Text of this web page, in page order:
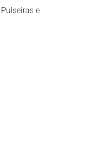
Pulseiras e